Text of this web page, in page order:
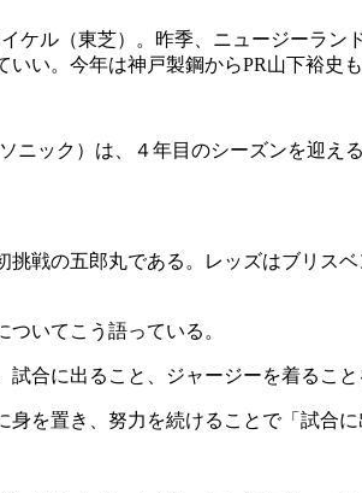
ル（東芝）。昨季、ニュージーラ
い。今年は神戸製鋼からPR山下裕史
ック）は、４年目のシーズンを迎
戦の五郎丸である。レッズはブリス
いてこう語っている。
合に出ること、ジャージーを着ること
を置き、努力を続けることで「試合に